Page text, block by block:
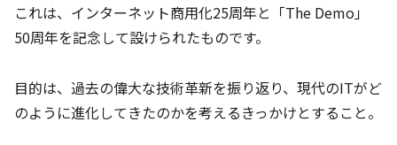
これは、インターネット商用化25周年と「The Demo」
50周年を記念して設けられたものです。
目的は、過去の偉大な技術革新を振り返り、現代のITがど
のように進化してきたのかを考えるきっかけとすること。